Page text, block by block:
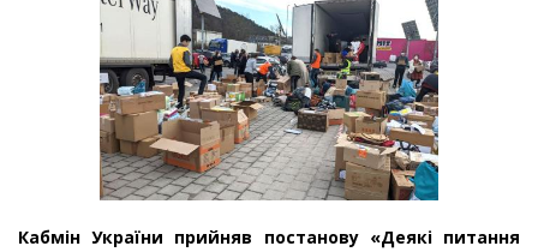
Кабмін України прийняв постанову «Деякі питання